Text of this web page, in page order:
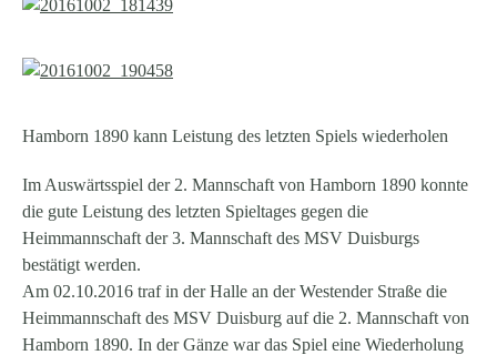
Hamborn 1890 kann Leistung des letzten Spiels wiederholen
Im Auswärtsspiel der 2. Mannschaft von Hamborn 1890 konnte
die gute Leistung des letzten Spieltages gegen die
Heimmannschaft der 3. Mannschaft des MSV Duisburgs
bestätigt werden.
Am 02.10.2016 traf in der Halle an der Westender Straße die
Heimmannschaft des MSV Duisburg auf die 2. Mannschaft von
Hamborn 1890. In der Gänze war das Spiel eine Wiederholung